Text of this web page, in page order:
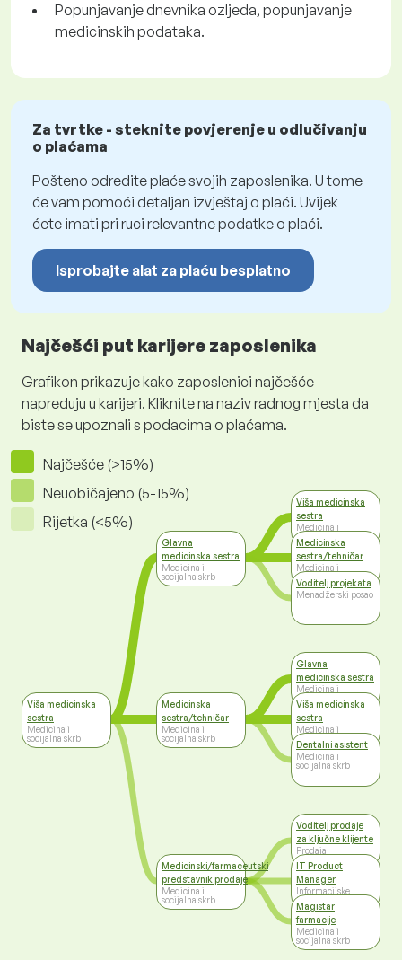
Popunjavanje dnevnika ozljeda, popunjavanje
medicinskih podataka.
Za tvrtke - steknite povjerenje u odlučivanju
o plaćama
Pošteno odredite plaće svojih zaposlenika. U tome
će vam pomoći detaljan izvještaj o plaći. Uvijek
ćete imati pri ruci relevantne podatke o plaći.
Isprobajte alat za plaću besplatno
Najčešći put karijere zaposlenika
Grafikon prikazuje kako zaposlenici najčešće
napreduju u karijeri. Kliknite na naziv radnog mjesta da
biste se upoznali s podacima o plaćama.
Najčešće (>15%)
Neuobičajeno (5-15%)
Rijetka (<5%)
Viša medicinska
sestra
Medicina i
socijalna skrb
Glavna
medicinska sestra
Medicina i
socijalna skrb
Medicinska
sestra/tehničar
Medicina i
socijalna skrb
Medicinski/farmaceutski
predstavnik prodaje
Medicina i
socijalna skrb
Viša medicinska
sestra
Medicina i
socijalna skrb
Medicinska
sestra/tehničar
Medicina i
socijalna skrb
Voditelj projekata
Menadžerski posao
Glavna
medicinska sestra
Medicina i
socijalna skrb
Viša medicinska
sestra
Medicina i
socijalna skrb
Dentalni asistent
Medicina i
socijalna skrb
Voditelj prodaje
za ključne klijente
Prodaja
IT Product
Manager
Informacijske
tehnologije
Magistar
farmacije
Medicina i
socijalna skrb